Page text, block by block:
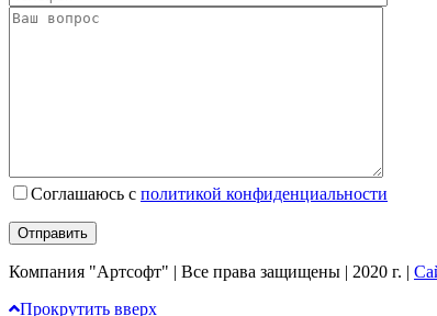
Соглашаюсь с политикой конфиденциальности
Компания "Артсофт" | Все права защищены | 2020 г. |
Прокрутить вверх